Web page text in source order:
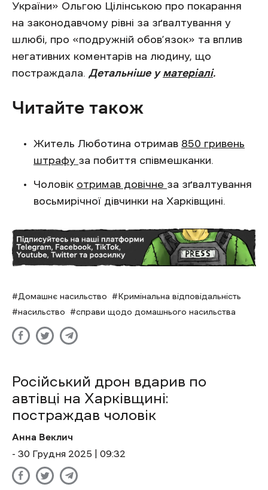
України» Ольгою Цілінською про покарання
на законодавчому рівні за зґвалтування у
шлюбі, про «подружній обов’язок» та вплив
негативних коментарів на людину, що
постраждала. Детальніше у матеріалі.
Читайте також
Житель Люботина отримав 850 гривень
штрафу за побиття співмешканки.
Чоловік отримав довічне за зґвалтування
восьмирічної дівчинки на Харківщині.
Домашнє насильство
Кримінальна відповідальність
насильство
справи щодо домашнього насильства
Російський дрон вдарив по
автівці на Харківщині:
постраждав чоловік
Анна Веклич
- 30 Грудня 2025 | 09:32